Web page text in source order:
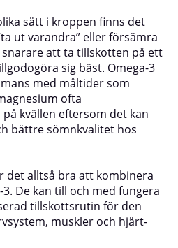
sätt i kroppen finns det
ut varandra” eller försämra
att ta tillskotten på ett
sig bäst. Omega-3
med måltider som
ofta
kvällen eftersom det kan
bättre sömnkvalitet hos
det alltså bra att kombinera
De kan till och med fungera
tillskottsrutin för den
muskler och hjärt-